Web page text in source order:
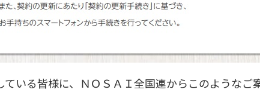
いる皆様に、ＮＯＳＡＩ全国連からこのようなご